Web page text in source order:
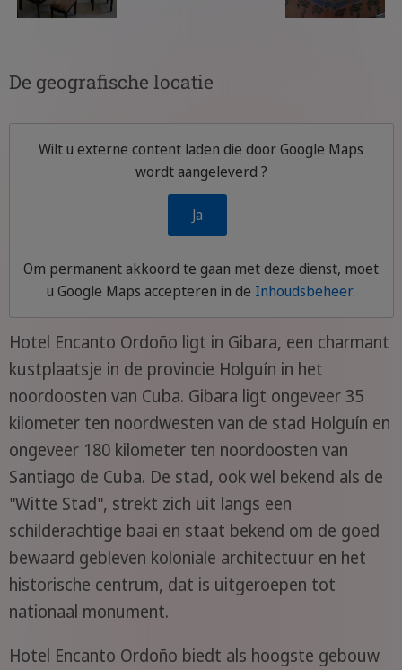
De geografische locatie
Wilt u externe content laden die doorGoogle Maps
wordt aangeleverd ?
Ja
Om permanent akkoord te gaan met deze dienst, moet
u Google Maps accepteren in de Inhoudsbeheer.
Hotel Encanto Ordoño ligt in Gibara, een charmant
kustplaatsje in de provincie Holguín in het
noordoosten van Cuba. Gibara ligt ongeveer 35
kilometer ten noordwesten van de stad Holguín en
ongeveer 180 kilometer ten noordoosten van
Santiago de Cuba. De stad, ook wel bekend als de
"Witte Stad", strekt zich uit langs een
schilderachtige baai en staat bekend om de goed
bewaard gebleven koloniale architectuur en het
historische centrum, dat is uitgeroepen tot
nationaal monument.
Hotel Encanto Ordoño biedt als hoogste gebouw